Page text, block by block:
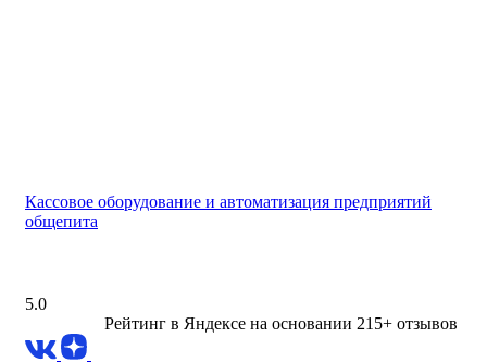
Кассовое оборудование и автоматизация предприятий
общепита
5.0
Рейтинг в Яндексе на основании 215+ отзывов